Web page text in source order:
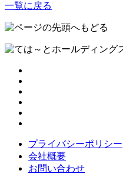
一覧に戻る
プライバシーポリシー
会社概要
お問い合わせ